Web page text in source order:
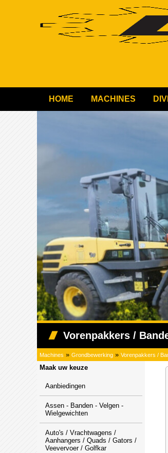
HOME MACHINES
Vorenpakkers /
Machines » Grondbewerking » Vorenpakkers /
Maak uw keuze
Aanbiedingen
Assen - Banden - Velgen -
Wielgewichten
Auto's / Vrachtwagens /
Aanhangers / Quads / Gators /
Veevervoer / Golfkar